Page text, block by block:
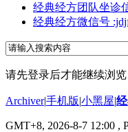
经典经方团队坐诊
经典经方微信号
请先登录后才能继续浏览
Archiver|手机版|小黑屋|
GMT+8, 2026-8-7 12:00 ,